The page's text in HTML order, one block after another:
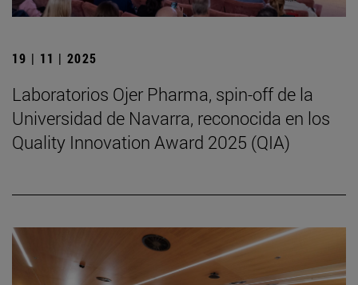
19 | 11 | 2025
Laboratorios Ojer Pharma, spin-off de la
Universidad de Navarra, reconocida en los
Quality Innovation Award 2025 (QIA)